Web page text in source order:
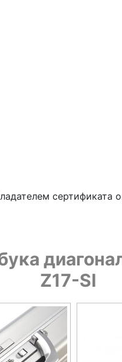
сертификата
Z17-SI